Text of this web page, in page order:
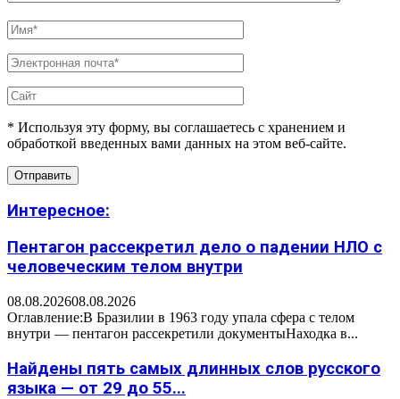
* Используя эту форму, вы соглашаетесь с хранением и
обработкой введенных вами данных на этом веб-сайте.
Интересное:
Пентагон рассекретил дело о падении НЛО с
человеческим телом внутри
08.08.202608.08.2026
Оглавление:В Бразилии в 1963 году упала сфера с телом
внутри — пентагон рассекретили документыНаходка в...
Найдены пять самых длинных слов русского
языка — от 29 до 55...